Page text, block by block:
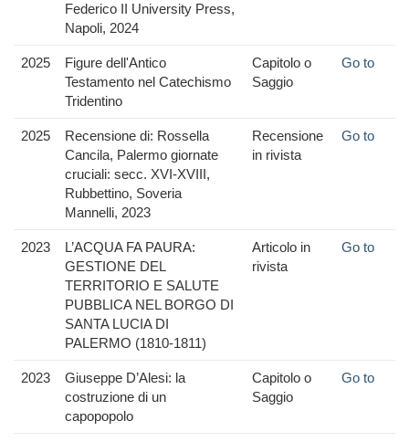
Federico II University Press,
Napoli, 2024
2025
Figure dell'Antico
Testamento nel Catechismo
Tridentino
Capitolo o
Saggio
Go to
2025
Recensione di: Rossella
Cancila, Palermo giornate
cruciali: secc. XVI-XVIII,
Rubbettino, Soveria
Mannelli, 2023
Recensione
in rivista
Go to
2023
L’ACQUA FA PAURA:
GESTIONE DEL
TERRITORIO E SALUTE
PUBBLICA NEL BORGO DI
SANTA LUCIA DI
PALERMO (1810-1811)
Articolo in
rivista
Go to
2023
Giuseppe D’Alesi: la
costruzione di un
capopopolo
Capitolo o
Saggio
Go to